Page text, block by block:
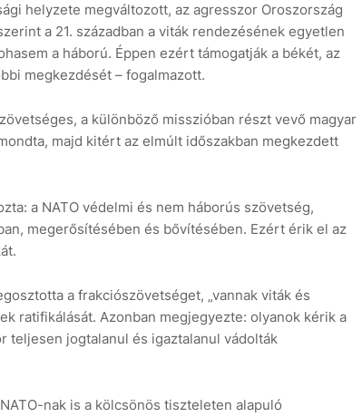
helyzete megváltozott, az agresszor Oroszország
a 21. században a viták rendezésének egyetlen
a háború. Éppen ezért támogatják a békét, az
megkezdését – fogalmazott.
a különböző misszióban részt vevő magyar
majd kitért az elmúlt időszakban megkezdett
a NATO védelmi és nem háborús szövetség,
megerősítésében és bővítésében. Ezért érik el az
a frakciószövetséget, „vannak viták és
ratifikálását. Azonban megjegyezte: olyanok kérik a
teljesen jogtalanul és igaztalanul vádolták
nak is a kölcsönös tiszteleten alapuló